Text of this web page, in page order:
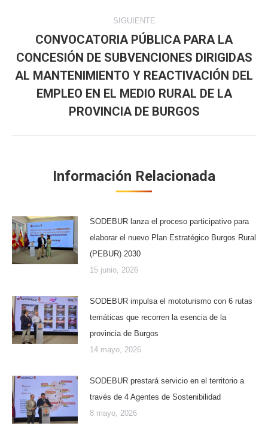
SIGUIENTE
Publicación
siguiente:
CONVOCATORIA PÚBLICA PARA LA
CONCESIÓN DE SUBVENCIONES DIRIGIDAS
AL MANTENIMIENTO Y REACTIVACIÓN DEL
EMPLEO EN EL MEDIO RURAL DE LA
PROVINCIA DE BURGOS
Información Relacionada
SODEBUR lanza el proceso participativo para
elaborar el nuevo Plan Estratégico Burgos Rural
(PEBUR) 2030
15 junio, 2026
SODEBUR impulsa el mototurismo con 6 rutas
temáticas que recorren la esencia de la
provincia de Burgos
14 mayo, 2026
SODEBUR prestará servicio en el territorio a
través de 4 Agentes de Sostenibilidad
8 mayo, 2026